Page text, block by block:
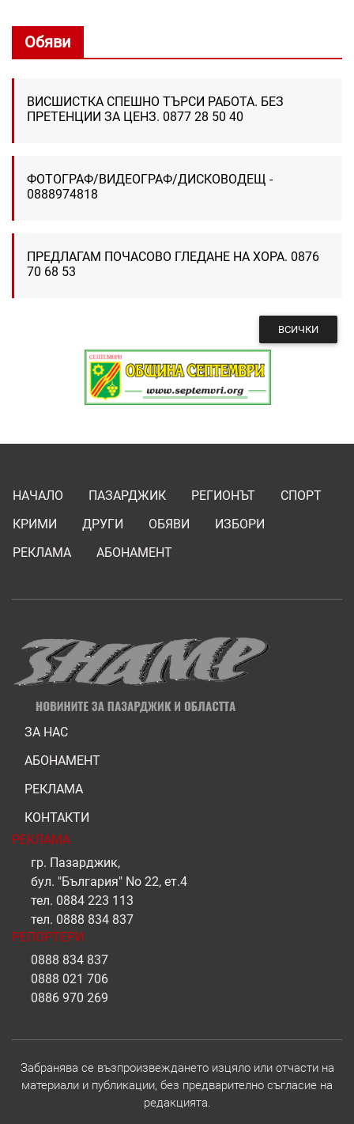
Обяви
ВИСШИСТКА СПЕШНО ТЪРСИ РАБОТА. БЕЗ
ПРЕТЕНЦИИ ЗА ЦЕНЗ. 0877 28 50 40
ФОТОГРАФ/ВИДЕОГРАФ/ДИСКОВОДЕЩ -
0888974818
ПРЕДЛАГАМ ПОЧАСОВО ГЛЕДАНЕ НА ХОРА. 0876
70 68 53
ВСИЧКИ
НАЧАЛО ПАЗАРДЖИК РЕГИОНЪТ
СПОРТ
КРИМИ
ДРУГИ ОБЯВИ
ИЗБОРИ
РЕКЛАМА
АБОНАМЕНТ
ЗА НАС
АБОНАМЕНТ
РЕКЛАМА
КОНТАКТИ
РЕКЛАМА
гр. Пазарджик,
бул. "България" No 22, ет.4
тел. 0884 223 113
тел. 0888 834 837
РЕПОРТЕРИ
0888 834 837
0888 021 706
0886 970 269
Забранява се възпроизвеждането изцяло или отчасти на
материали и публикации, без предварително съгласие на
редакцията.